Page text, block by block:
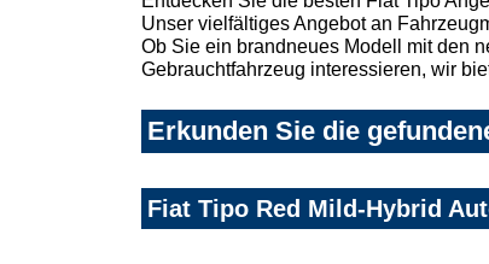
Unser vielfältiges Angebot an
Ob Sie ein brandneues Modell mit den
Gebrauchtfahrzeug interessieren, wir
Erkunden Sie die
Fiat Tipo Red Mild-Hybrid